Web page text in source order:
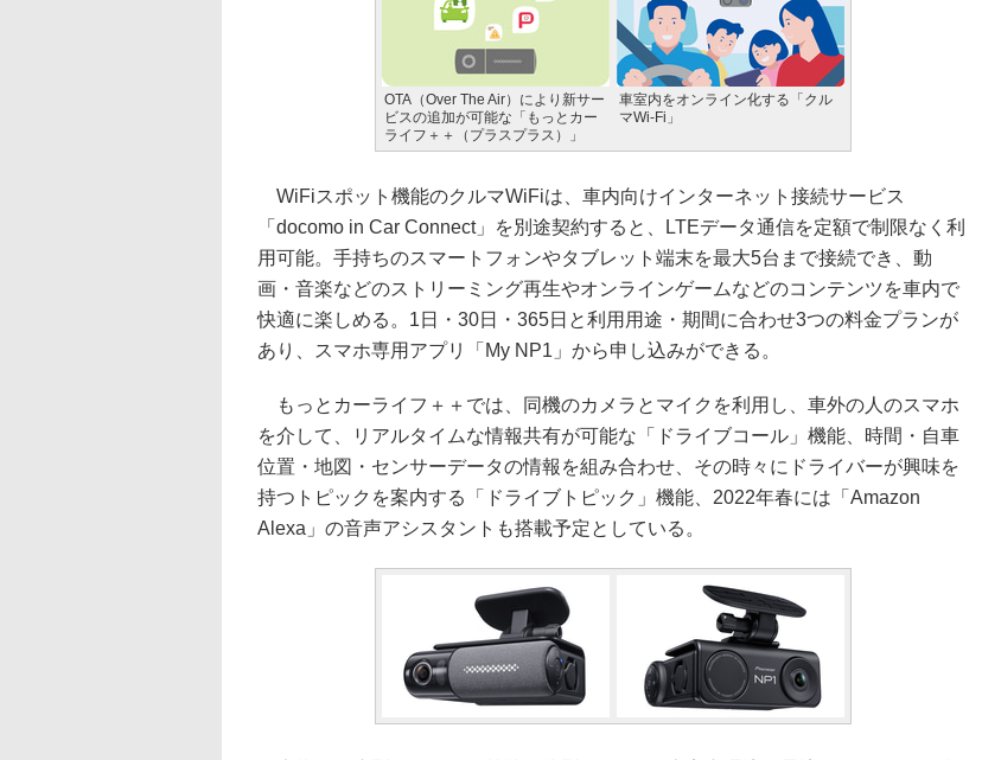
OTA（Over The Air）により新サー
ビスの追加が可能な「もっとカー
ライフ＋＋（プラスプラス）」
車室内をオンライン化する「クル
マWi-Fi」
WiFiスポット機能のクルマWiFiは、車内向けインターネット接続サービス
「docomo in Car Connect」を別途契約すると、LTEデータ通信を定額で制限なく利
用可能。手持ちのスマートフォンやタブレット端末を最大5台まで接続でき、動
画・音楽などのストリーミング再生やオンラインゲームなどのコンテンツを車内で
快適に楽しめる。1日・30日・365日と利用用途・期間に合わせ3つの料金プランが
あり、スマホ専用アプリ「My NP1」から申し込みができる。
もっとカーライフ＋＋では、同機のカメラとマイクを利用し、車外の人のスマホ
を介して、リアルタイムな情報共有が可能な「ドライブコール」機能、時間・自車
位置・地図・センサーデータの情報を組み合わせ、その時々にドライバーが興味を
持つトピックを案内する「ドライブトピック」機能、2022年春には「Amazon
Alexa」の音声アシスタントも搭載予定としている。